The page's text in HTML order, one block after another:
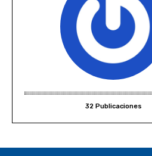
32 Publicaciones